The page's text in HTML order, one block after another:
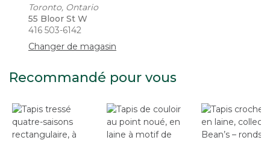
Toronto, Ontario
55 Bloor St W
416 503-6142
Changer de magasin
Recommandé pour vous